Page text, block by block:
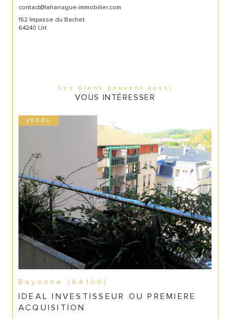
contact@laharrague-immobilier.com
152 Impasse du Bachet
64240 Urt
Ces biens peuvent aussi
VOUS INTÉRESSER
VENDU
Bayonne (64100)
IDEAL INVESTISSEUR OU PREMIERE
ACQUISITION